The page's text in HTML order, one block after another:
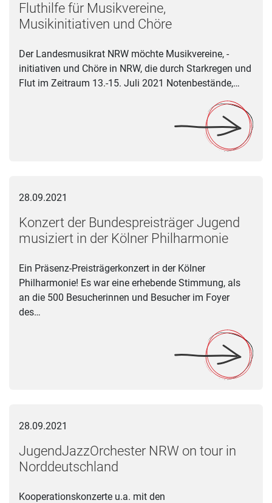
Fluthilfe für Musikvereine,
Musikinitiativen und Chöre
Der Landesmusikrat NRW möchte Musikvereine, -
initiativen und Chöre in NRW, die durch Starkregen und
Flut im Zeitraum 13.-15. Juli 2021 Notenbestände,…
28.09.2021
Konzert der Bundespreisträger Jugend
musiziert in der Kölner Philharmonie
Ein Präsenz-Preisträgerkonzert in der Kölner
Philharmonie! Es war eine erhebende Stimmung, als
an die 500 Besucherinnen und Besucher im Foyer
des…
28.09.2021
JugendJazzOrchester NRW on tour in
Norddeutschland
Kooperationskonzerte u.a. mit den